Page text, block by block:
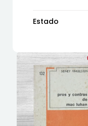
158
Con estuche
Dura
Estado
Usada
Usado